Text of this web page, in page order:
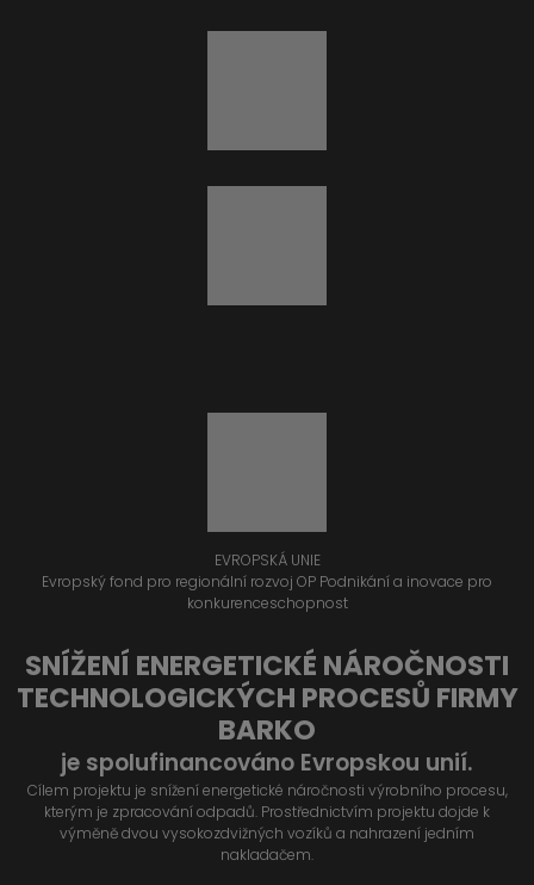
EVROPSKÁ UNIE
Evropský fond pro regionální rozvoj OP Podnikání a inovace pro
konkurenceschopnost
SNÍŽENÍ ENERGETICKÉ NÁROČNOSTI
TECHNOLOGICKÝCH PROCESŮ FIRMY
BARKO
je spolufinancováno Evropskou unií.
Cílem projektu je snížení energetické náročnosti výrobního procesu,
kterým je zpracování odpadů. Prostřednictvím projektu dojde k
výměně dvou vysokozdvižných vozíků a nahrazení jedním
nakladačem.